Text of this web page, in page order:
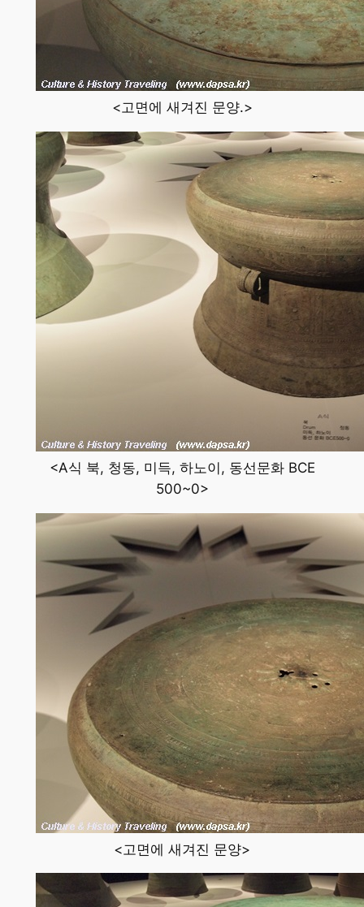
<고면에 새겨진 문양.>
<A식 북, 청동, 미득, 하노이, 동선문화 BCE
500~0>
<고면에 새겨진 문양>